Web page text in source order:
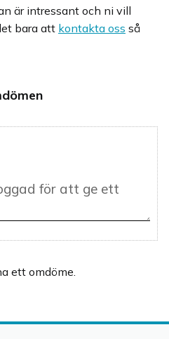
är intressant och ni vill
bara att kontakta oss så
ett omdöme.